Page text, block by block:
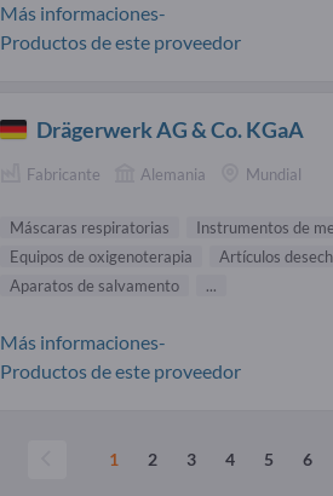
Más informaciones-
Productos de este proveedor
Drägerwerk AG & Co. KGaA
Fabricante Alemania Mundial
Máscaras respiratorias
Instrumentos de
Equipos de oxigenoterapia
Artículos
Aparatos de salvamento
...
Más informaciones-
Productos de este proveedor
1 2 3 4 5 6